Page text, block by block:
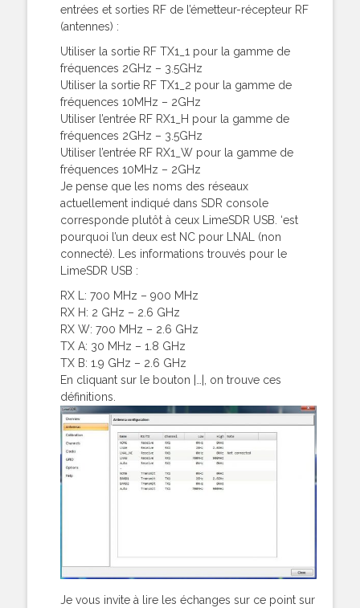
entrées et sorties RF de l’émetteur-récepteur RF
(antennes) :
Utiliser la sortie RF TX1_1 pour la gamme de
fréquences 2GHz – 3.5GHz
Utiliser la sortie RF TX1_2 pour la gamme de
fréquences 10MHz – 2GHz
Utiliser l’entrée RF RX1_H pour la gamme de
fréquences 2GHz – 3.5GHz
Utiliser l’entrée RF RX1_W pour la gamme de
fréquences 10MHz – 2GHz
Je pense que les noms des réseaux
actuellement indiqué dans SDR console
corresponde plutôt à ceux LimeSDR USB. ‘est
pourquoi l’un deux est NC pour LNAL (non
connecté). Les informations trouvés pour le
LimeSDR USB :
RX L: 700 MHz – 900 MHz
RX H: 2 GHz – 2.6 GHz
RX W: 700 MHz – 2.6 GHz
TX A: 30 MHz – 1.8 GHz
TX B: 1.9 GHz – 2.6 GHz
En cliquant sur le bouton |…|, on trouve ces
définitions.
Je vous invite à lire les échanges sur ce point sur